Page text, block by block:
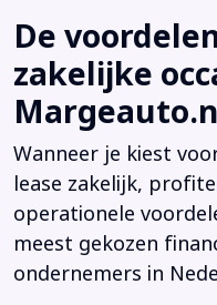
De
zakelijke
Wanneer je kiest
lease zakelijk,
operationele
meest gekozen
ondernemers in